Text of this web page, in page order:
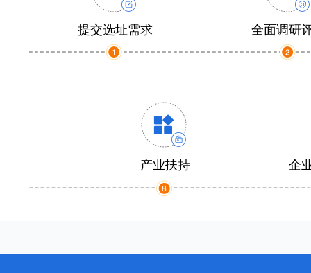
提交选址需求 全面调研
产业扶持 企